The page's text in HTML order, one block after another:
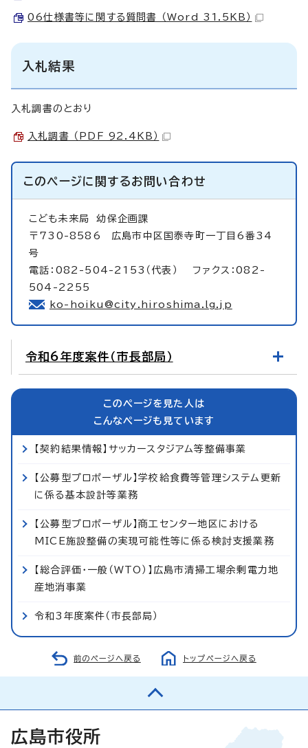
06仕様書等に関する質問書 （Word 31.5KB）
入札結果
入札調書のとおり
入札調書 （PDF 92.4KB）
このページに関するお問い合わせ
こども未来局幼保企画課
〒730-8586 広島市中区国泰寺町一丁目6番34
号
電話：082-504-2153（代表） ファクス：082-
504-2255
ko-hoiku@city.hiroshima.lg.jp
令和6年度案件（市長部局）
このページを見た人は
こんなページも見ています
【契約結果情報】サッカースタジアム等整備事業
【公募型プロポーザル】学校給食費等管理システム更新
に係る基本設計等業務
【公募型プロポーザル】商工センター地区における
MICE施設整備の実現可能性等に係る検討支援業務
【総合評価・一般（WTO）】広島市清掃工場余剰電力地
産地消事業
令和3年度案件（市長部局）
前のページへ戻る トップページへ戻る
広島市役所